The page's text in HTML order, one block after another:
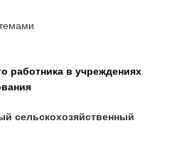
работника в учреждениях
сельскохозяйственный